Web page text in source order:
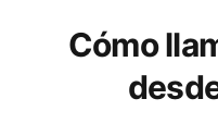
Cómo